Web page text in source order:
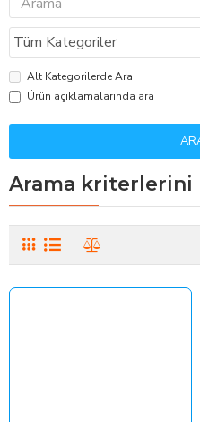
Alt Kategorilerde Ara
Ürün açıklamalarında ara
Arama kriterlerini